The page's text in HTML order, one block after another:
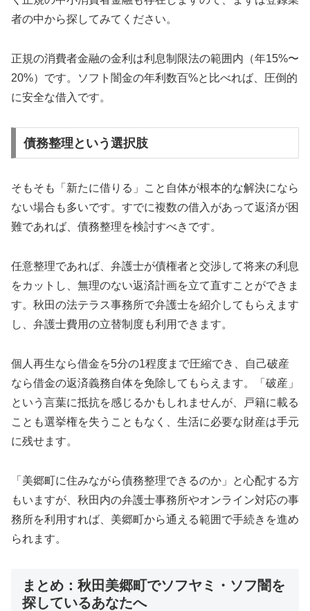
者の中から探してみてください。
正規の消費者金融の金利は利息制限法の範囲内（年15%〜
20%）です。ソフト闇金の年利数百%と比べれば、圧倒的
に安全な借入です。
債務整理という選択肢
そもそも「新たに借りる」こと自体が根本的な解決になら
ない場合も多いです。すでに複数の借入があって返済が困
難であれば、債務整理を検討すべきです。
任意整理であれば、弁護士が債権者と交渉して将来の利息
をカットし、無理のない返済計画を立て直すことができま
す。秋田の法テラス事務所で弁護士を紹介してもらえます
し、弁護士費用の立替制度も利用できます。
個人再生なら借金を5分の1程度まで圧縮でき、自己破産
なら借金の返済義務自体を免除してもらえます。「破産」
という言葉に抵抗を感じるかもしれませんが、戸籍に載る
ことも選挙権を失うこともなく、生活に必要な財産は手元
に残せます。
「美郷町に住みながら債務整理できるのか」と心配する方
もいますが、秋田内の弁護士事務所やオンライン対応の事
務所を利用すれば、美郷町から通える範囲で手続きを進め
られます。
まとめ：秋田美郷町でソフヤミ・ソフ闇を
探しているあなたへ